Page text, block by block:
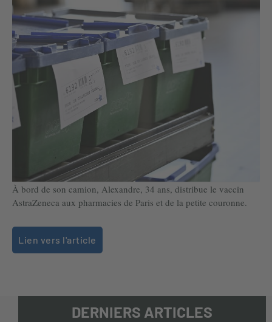
À bord de son camion, Alexandre, 34 ans, distribue le vaccin
AstraZeneca aux pharmacies de Paris et de la petite couronne.
Lien vers l'article
DERNIERS ARTICLES